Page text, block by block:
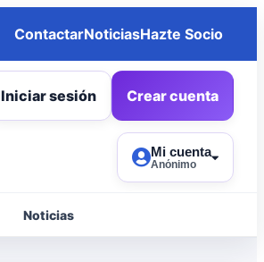
ContactarNoticiasHazte Socio
Iniciar sesión Crear cuenta
Mi cuenta
Anónimo
Noticias